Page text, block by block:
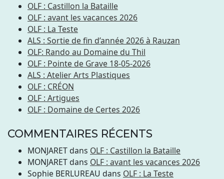
OLF : Castillon la Bataille
OLF : avant les vacances 2026
OLF : La Teste
ALS : Sortie de fin d’année 2026 à Rauzan
OLF: Rando au Domaine du Thil
OLF : Pointe de Grave 18-05-2026
ALS : Atelier Arts Plastiques
OLF : CRÉON
OLF : Artigues
OLF : Domaine de Certes 2026
COMMENTAIRES RÉCENTS
MONJARETdans OLF : Castillon la Bataille
MONJARETdans OLF : avant les vacances 2026
Sophie BERLUREAU dans OLF : La Teste